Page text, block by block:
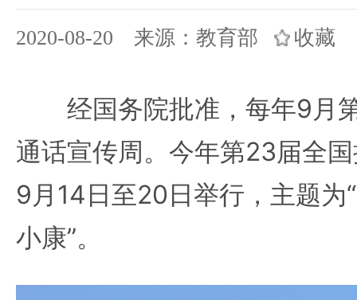
2020-08-20 来源：教育部 收藏
经国务院批准，每年9月
通话宣传周。今年第23届全
9月14日至20日举行，主题为
小康”。